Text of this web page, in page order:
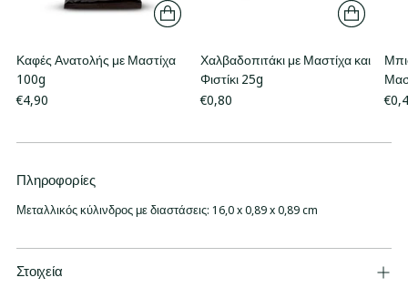
Καφές Ανατολής με Μαστίχα
100g
€4,90
Χαλβαδοπιτάκι με Μαστίχα και
Φιστίκι 25g
€0,80
Προσθήκη
στο
Πληροφορίες
Μεταλλικός κύλινδρος με διαστάσεις: 16,0 x 0,89 x 0,89 cm
Στοιχεία